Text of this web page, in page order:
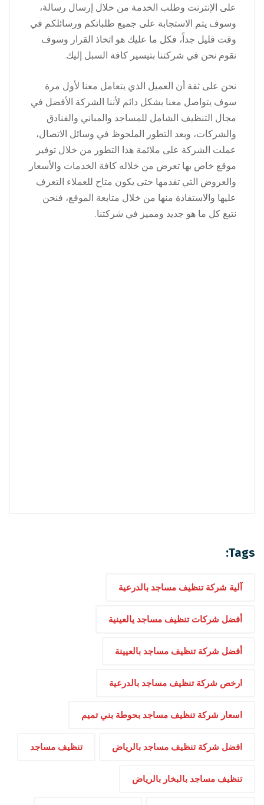
على الإنترنت وطلب الخدمة من خلال إرسال رسالة،
وسوف يتم الاستجابة على جميع طلباتكم ورسائلكم في
وقت قليل جداً، فكل ما عليك هو اتخاذ القرار وسوف
نقوم نحن في شركتنا بتيسير كافة السبل إليك.
نحن على ثقة أن العميل الذي يتعامل معنا لأول مرة
سوف يتواصل معنا بشكل دائم لأننا الشركة الأفضل في
مجال التنظيف الشامل للمساجد والمباني والفنادق
والشركات، وبعد التطور الملحوظ في وسائل الاتصال،
عملت الشركة على ملائمة هذا التطور من خلال توفير
موقع خاص بها تعرض من خلاله كافة الخدمات والأسعار
والعروض التي تقدمها حتى يكون متاح للعملاء التعرف
عليها والاستفادة منها من خلال متابعة الموقع، فنحن
نتبع كل ما هو جديد ومميز في شركتنا.
Tags:
آلية شركة تنظيف مساجد بالدرعية
أفضل شركات تنظيف مساجد يالعينية
أفضل شركة تنظيف مساجد بالعيينة
ارخص شركة تنظيف مساجد بالدرعية
اسعار شركة تنظيف مساجد بحوطة بني تميم
افضل شركة تنظيف مساجد بالرياض تنظيف مساجد
تنظيف مساجد بالبخار بالرياض